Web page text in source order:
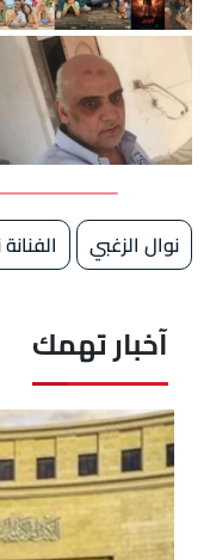
نوال الزغبي
آخبار تهمك